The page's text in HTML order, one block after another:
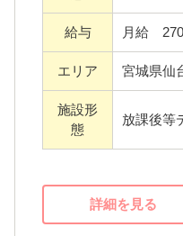
一人ひとりが持つ
プレイス」を実現し
と変化します。
それが一人ひとり
の持つ「個性」へ
と」で保護者と一
る「価値ある療育体
給与 月給
エリア 宮城県仙
施設形
態
放課後等
詳細を見る